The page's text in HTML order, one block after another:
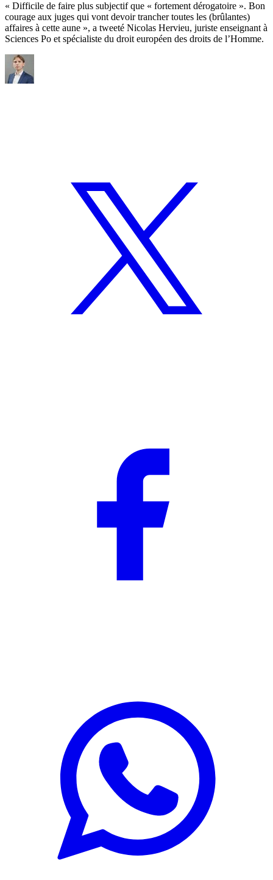
« Difficile de faire plus subjectif que « fortement dérogatoire ». Bon
courage aux juges qui vont devoir trancher toutes les (brûlantes)
affaires à cette aune », a tweeté Nicolas Hervieu, juriste enseignant à
Sciences Po et spécialiste du droit européen des droits de l’Homme.